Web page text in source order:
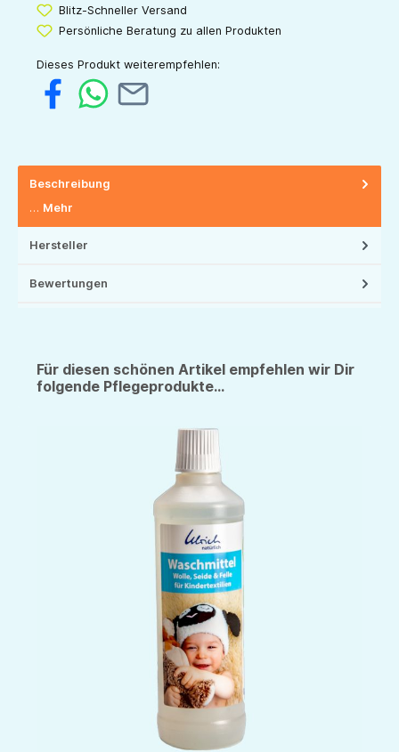
Blitz-Schneller Versand
Persönliche Beratung zu allen Produkten
Dieses Produkt weiterempfehlen:
Beschreibung
… Mehr
Hersteller
Bewertungen
Für diesen schönen Artikel empfehlen wir Dir
folgende Pflegeprodukte...